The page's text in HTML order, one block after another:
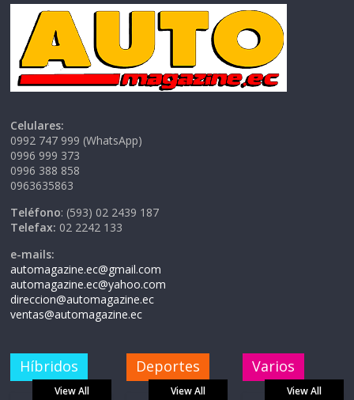
Celulares:
0992 747 999 (WhatsApp)
0996 999 373
0996 388 858
0963635863
Teléfono: (593) 02 2439 187
Telefax: 02 2242 133
e-mails:
automagazine.ec@gmail.com
automagazine.ec@yahoo.com
direccion@automagazine.ec
ventas@automagazine.ec
Híbridos
View All
Deportes
View All
Varios
View All